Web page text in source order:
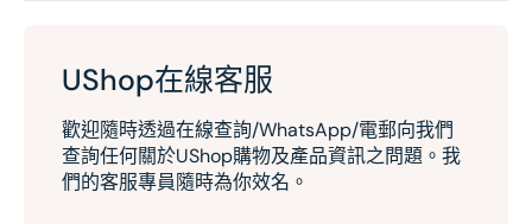
UShop在線客服
歡迎隨時透過在線查詢/WhatsApp/電郵向我們
查詢任何關於UShop購物及產品資訊之問題。我
們的客服專員隨時為你效名。